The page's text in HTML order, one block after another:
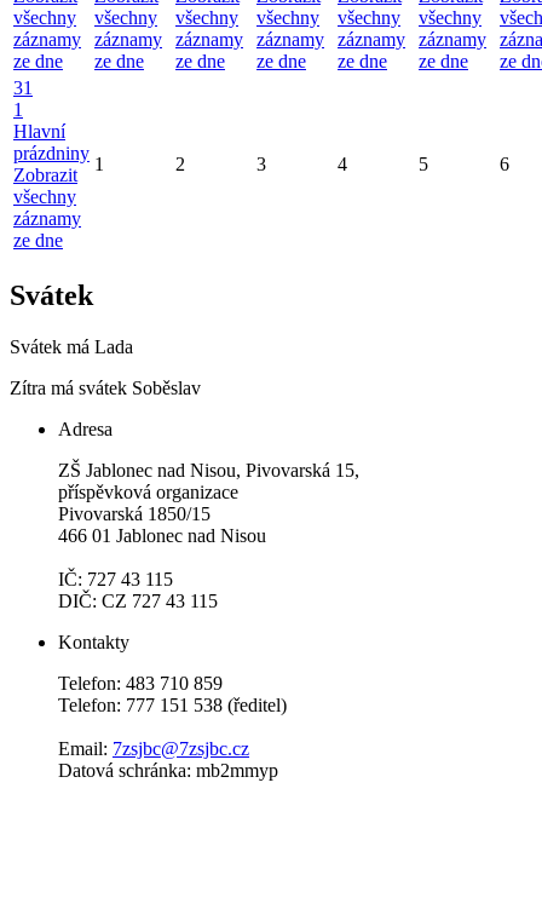
všechny
záznamy
ze dne
všechny
záznamy
ze dne
všechny
záznamy
ze dne
všechny
záznamy
ze dne
všechny
záznamy
ze dne
všechny
záznamy
ze dne
ze
31
1
Hlavní
prázdniny
Zobrazit
všechny
záznamy
ze dne
1 2 3 4 5 6
Svátek
Svátek má Lada
Zítra má svátek Soběslav
Adresa
ZŠ Jablonec nad Nisou, Pivovarská 15,
příspěvková organizace
Pivovarská 1850/15
466 01 Jablonec nad Nisou
IČ: 727 43 115
DIČ: CZ 727 43 115
Kontakty
Telefon: 483 710 859
Telefon: 777 151 538 (ředitel)
Email: 7zsjbc@7zsjbc.cz
Datová schránka: mb2mmyp